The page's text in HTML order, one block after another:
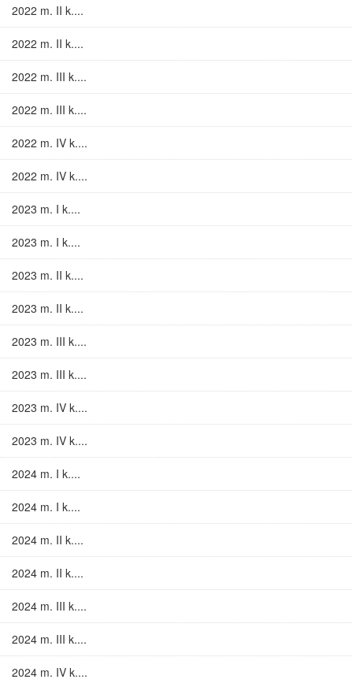
2022 m. II k....
2022 m. II k....
2022 m. III k....
2022 m. III k....
2022 m. IV k....
2022 m. IV k....
2023 m. I k....
2023 m. I k....
2023 m. II k....
2023 m. II k....
2023 m. III k....
2023 m. III k....
2023 m. IV k....
2023 m. IV k....
2024 m. I k....
2024 m. I k....
2024 m. II k....
2024 m. II k....
2024 m. III k....
2024 m. III k....
2024 m. IV k....